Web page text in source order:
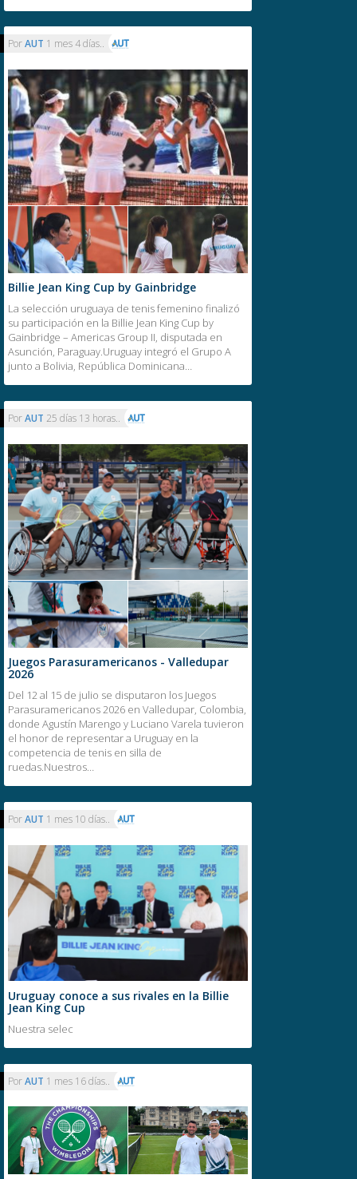
PorAUT 25 días 13 horas..
Juegos Parasuramericanos - Valledupar
2026
Del 12 al 15 de julio se disputaron los Juegos
Parasuramericanos 2026 en Valledupar, Colombia,
donde Agustín Marengo y Luciano Varela tuvieron
el honor de representar a Uruguay en la
competencia de tenis en silla de
ruedas.Nuestros…
PorAUT 1 mes 4 días..
Billie Jean King Cup by Gainbridge
La selección uruguaya de tenis femenino finalizó
su participación en la Billie Jean King Cup by
Gainbridge – Americas Group II, disputada en
Asunción, Paraguay.Uruguay integró el Grupo A
junto a Bolivia, República Dominicana…
PorAUT 1 mes 10 días..
Uruguay conoce a sus rivales en la Billie
Jean King Cup
Nuestra selec
PorAUT 1 mes 16 días..